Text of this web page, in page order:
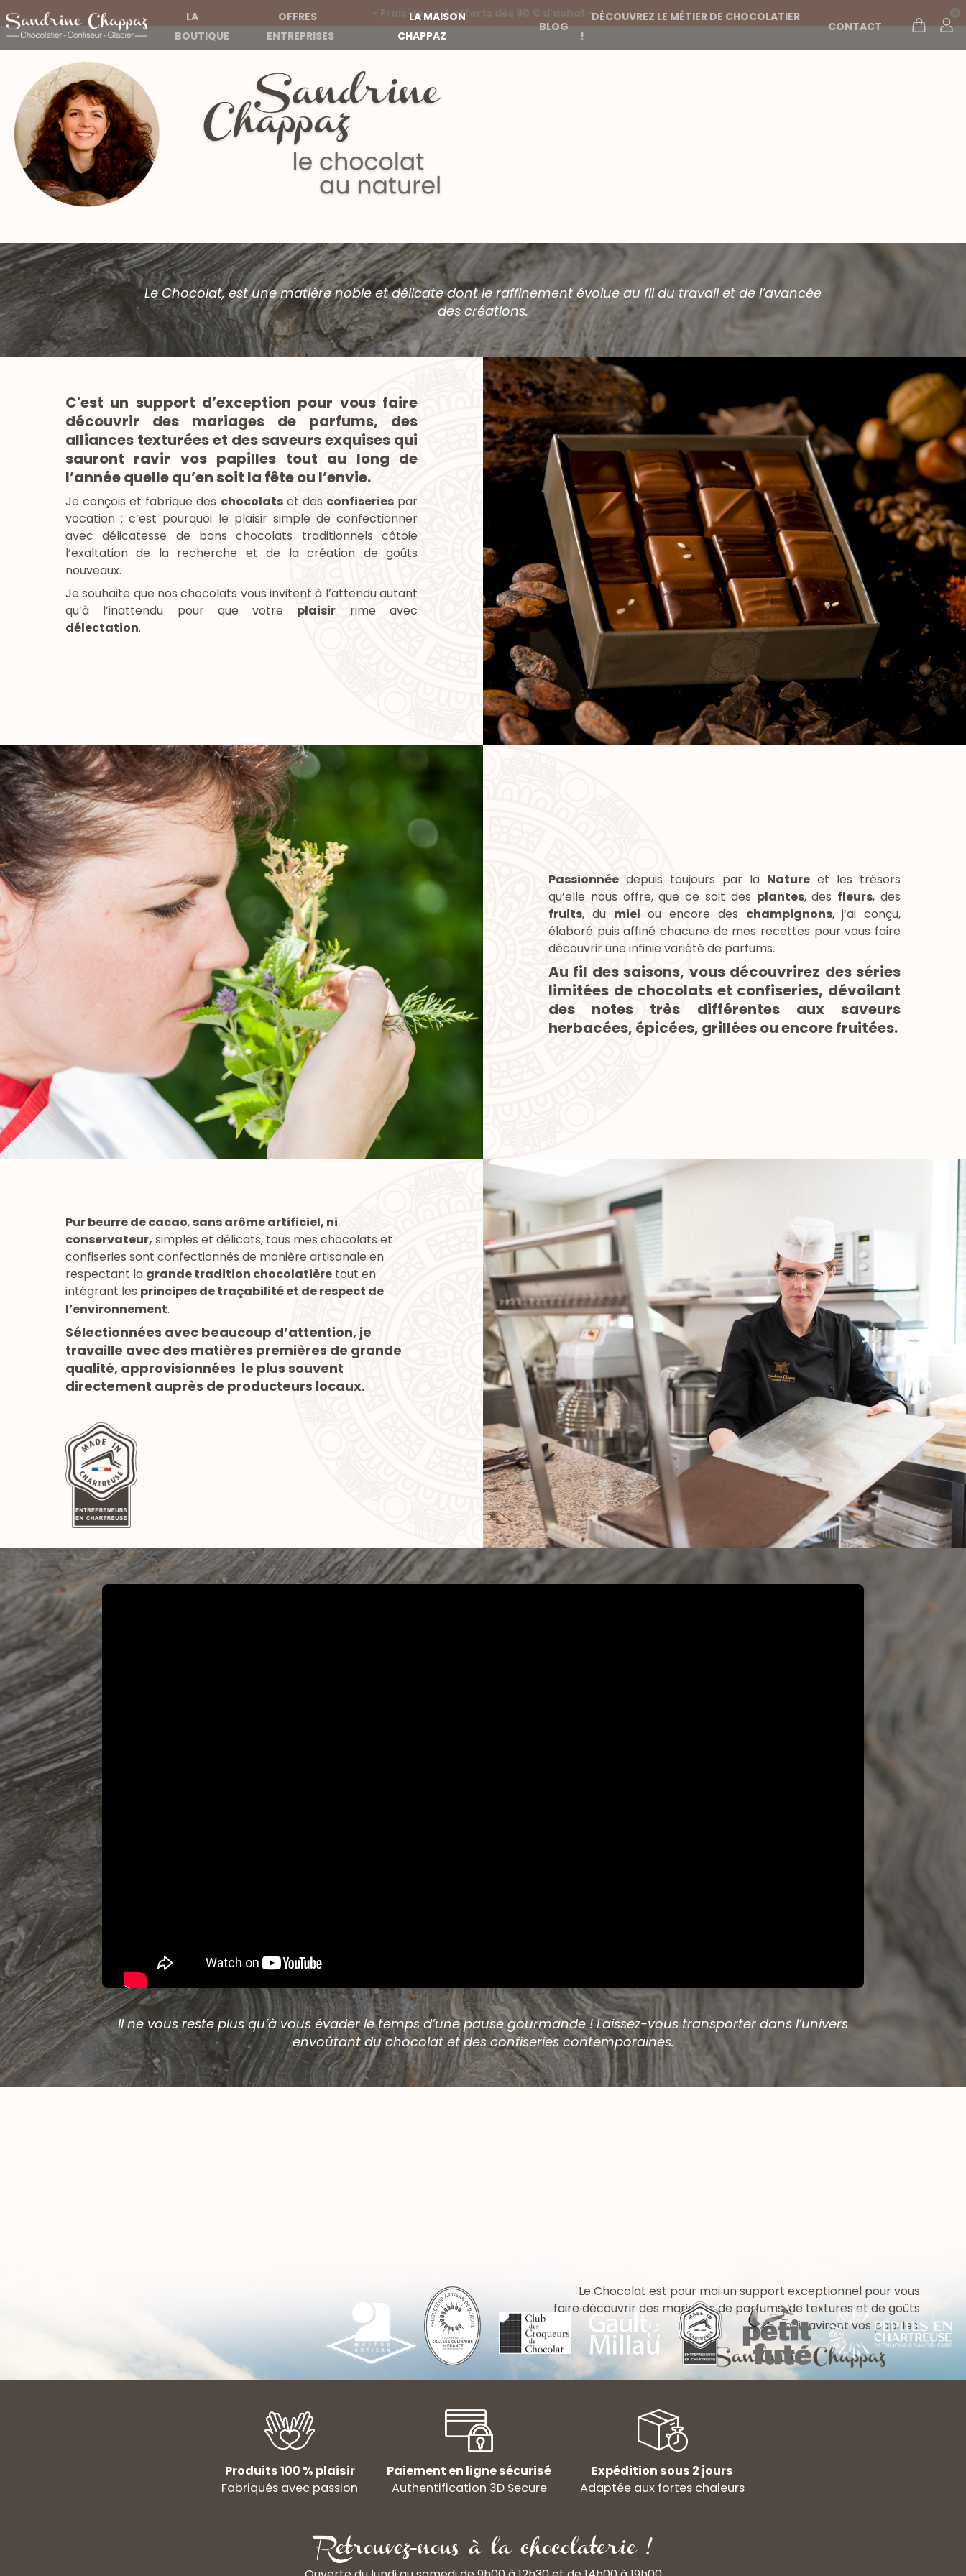
LA
BOUTIQUE
OFFRES
ENTREPRISES
LA MAISON
CHAPPAZ
BLOG
DÉCOUVREZ LE MÉTIER DE CHOCOLATIER
!
CONTACT
- Frais de port offerts dès 90 € d'achat -
Le Chocolat, est une matière noble et délicate dont le raffinement évolue au fil du travail et de l’avancée
des créations.
C'est un support d’exception pour vous faire
découvrir des mariages de parfums, des
alliances texturées et des saveurs exquises qui
sauront ravir vos papilles tout au long de
l’année quelle qu’en soit la fête ou l’envie.
Je conçois et fabrique des chocolatset des confiseriespar
vocation : c’est pourquoi le plaisir simple de confectionner
avec délicatesse de bons chocolats traditionnels côtoie
l’exaltation de la recherche et de la création de goûts
nouveaux.
Je souhaite que nos chocolats vous invitent à l’attendu autant
qu’à l’inattendu pour que votre plaisir rime avec
délectation.
Passionnée depuis toujours par la Nature et les trésors
qu’elle nous offre, que ce soit des plantes, des fleurs, des
fruits, du miel ou encore des champignons, j’ai conçu,
élaboré puis affiné chacune de mes recettes pour vous faire
découvrir une infinie variété de parfums.
Au fil des saisons, vous découvrirez des séries
limitées de chocolats et confiseries, dévoilant
des notes très différentes aux saveurs
herbacées, épicées, grillées ou encore fruitées.
Pur beurre de cacao, sans arôme artificiel, ni
conservateur, simples et délicats, tous mes chocolats et
confiseries sont confectionnés de manière artisanale en
respectant la grande tradition chocolatière tout en
intégrant les principes de traçabilité et de respect de
l’environnement.
Sélectionnées avec beaucoup d’attention, je
travaille avec des matières premières de grande
qualité, approvisionnées le plus souvent
directement auprès de producteurs locaux.
Il ne vous reste plus qu’à vous évader le temps d’une pause gourmande ! Laissez-vous transporter dans l’univers
envoûtant du chocolat et des confiseries contemporaines.
Le Chocolat est pour moi un support exceptionnel pour vous
faire découvrir des mariages de parfums, de textures et de goûts
qui raviront vos papilles.
Produits 100 % plaisir Paiement en ligne sécurisé
Expédition sous 2 jours
Fabriqués avec passion
Authentification 3D Secure Adaptée aux fortes chaleurs
Retrouvez-nous à la chocolaterie !